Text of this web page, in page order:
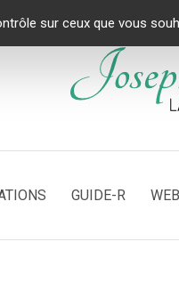
sur ceux que vous
GUIDE-R